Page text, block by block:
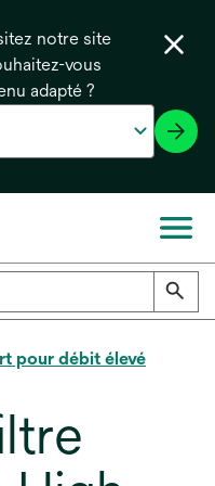
notre site
vous
adapté ?
pour débit élevé